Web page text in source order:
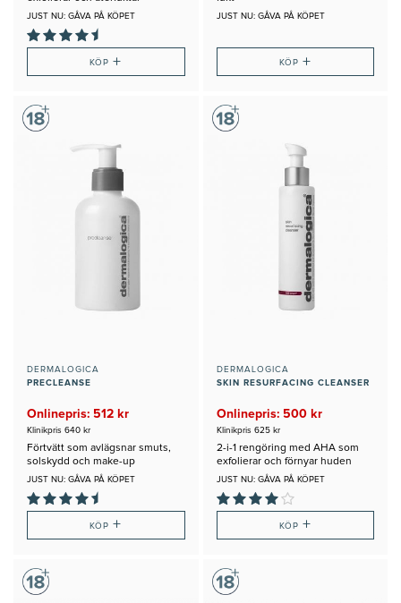
JUST NU: GÅVA PÅ KÖPET
KÖP+
JUST NU: GÅVA PÅ KÖPET
KÖP +
DERMALOGICA
PRECLEANSE
Onlinepris: 512 kr
Klinikpris 640 kr
Förtvätt som avlägsnar smuts,
solskydd och make-up
JUST NU: GÅVA PÅ KÖPET
KÖP+
DERMALOGICA
SKIN RESURFACING CLEANSER
Onlinepris: 500 kr
Klinikpris 625 kr
2-i-1 rengöring med AHA som
exfolierar och förnyar huden
JUST NU: GÅVA PÅ KÖPET
KÖP +